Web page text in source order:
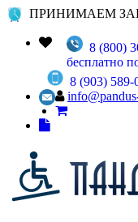
ПРИНИМАЕМ
8 (800)
бесплатно
8 (903) 589-